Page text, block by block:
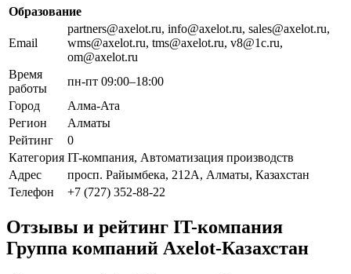
Образование
Email
partners@axelot.ru, info@axelot.ru, sales@axelot.ru,
wms@axelot.ru, tms@axelot.ru, v8@1c.ru,
om@axelot.ru
Время
работы
пн-пт 09:00–18:00
Город
Алма-Ата
Регион
Алматы
Рейтинг
0
Категория IT-компания, Автоматизация производств
Адрес
просп. Райымбека, 212А, Алматы, Казахстан
Телефон
+7 (727) 352-88-22
Отзывы и рейтинг IT-компания
Группа компаний Axelot-Казахстан